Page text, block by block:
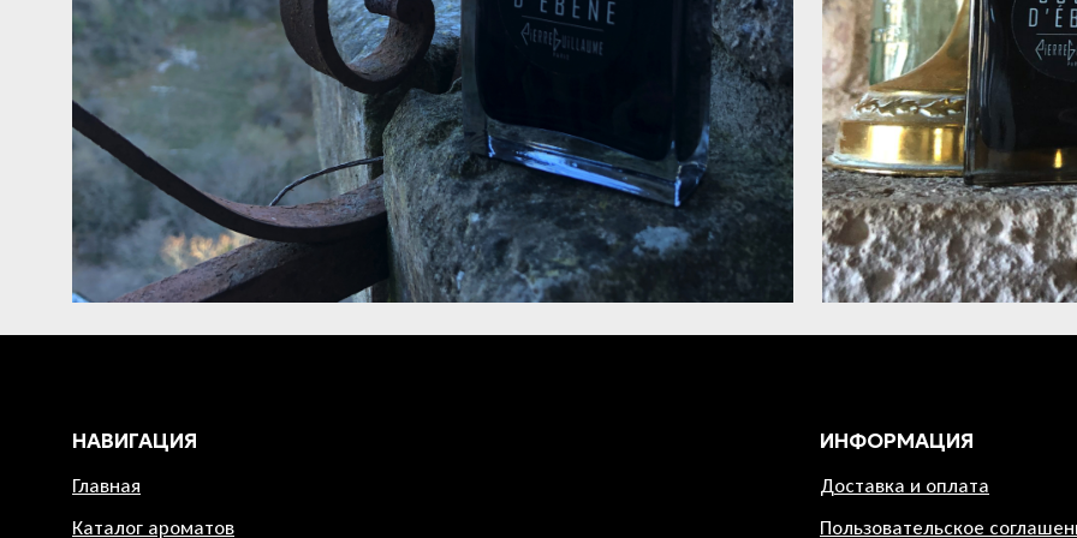
НАВИГАЦИЯ
Главная
Каталог ароматов
ИНФОРМАЦИЯ
Доставка и оплата
Пользовательское